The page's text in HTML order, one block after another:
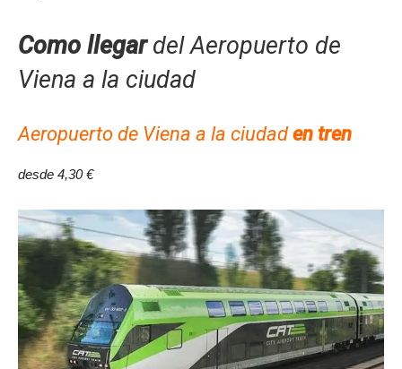
Como llegardel Aeropuerto de
Viena a la ciudad
Aeropuerto de Viena a la ciudaden tren
desde 4,30 €